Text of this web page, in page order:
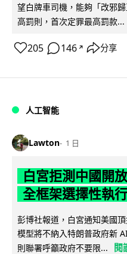
望白牌車司機，能夠「改邪
高罰則，首次定罪最高罰款...
205 146 ↗ 分享
人工智能
Lawton 1 日
白宮拒測中國開
全框架選擇性執行
彭博社報道，白宮通知美國
模型將不納入特朗普政府新
則聯署呼籲政府不要限...
閱